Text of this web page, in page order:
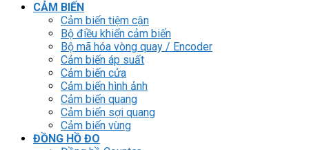
CẢM BIẾN
Cảm biến tiệm cận
Bộ điều khiển cảm biến
Bộ mã hóa vòng quay / Encoder
Cảm biến áp suất
Cảm biến cửa
Cảm biến hình ảnh
Cảm biến quang
Cảm biến sợi quang
Cảm biến vùng
ĐỒNG HỒ ĐO